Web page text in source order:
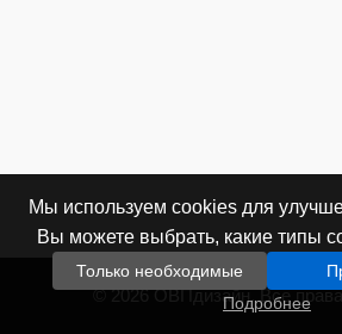
Мы используем cookies для
Вы можете выбрать, какие типы
Только необходимые
Подробнее
© 2026 ОВПдизайн. Все